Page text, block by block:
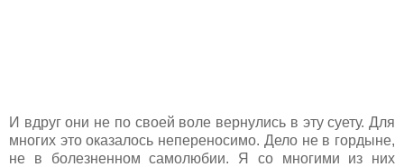
И вдруг они не по своей воле вернулись в эту суету. Для
многих это оказалось непереносимо. Дело не в гордыне,
не в болезненном самолюбии. Я со многими из них